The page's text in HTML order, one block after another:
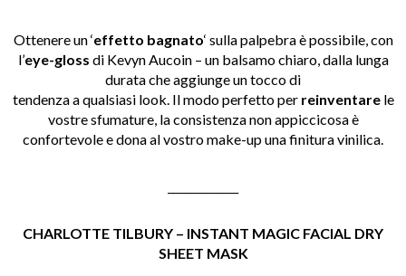
Ottenere un ‘effetto bagnato‘ sulla palpebra è possibile, con
l’eye-gloss di Kevyn Aucoin – un balsamo chiaro, dalla lunga
durata che aggiunge un tocco di
tendenza a qualsiasi look. Il modo perfetto per reinventarele
vostre sfumature, la consistenza non appiccicosa è
confortevole e dona al vostro make-up una finitura vinilica.
CHARLOTTE TILBURY – INSTANT MAGIC FACIAL DRY
SHEET MASK